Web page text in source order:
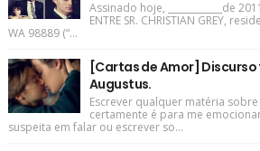
Assinado hoje, ____________de
ENTRE SR. CHRISTIAN GREY,
WA 98889 (“...
[Cartas de Amor]
Augustus.
Escrever qualquer matéria
certamente é para me
suspeita em falar ou escrever so...